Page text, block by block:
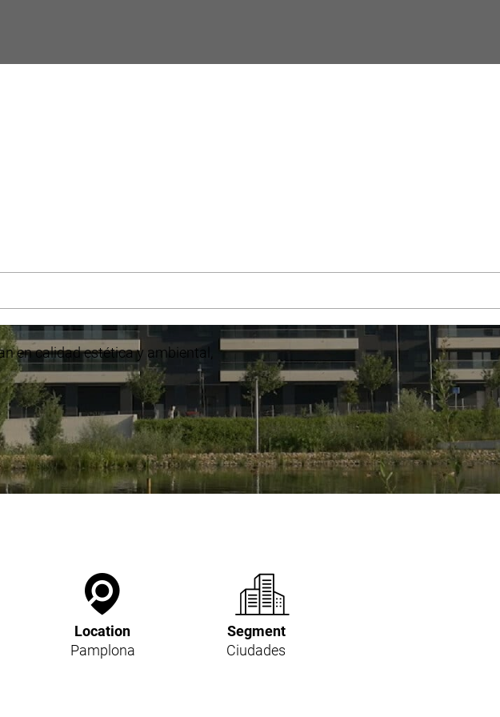
en calidad estética y ambiental,
Location
Pamplona
Segment
Ciudades